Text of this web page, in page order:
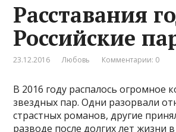
Расставания
Российские
23.12.2016 Любовь Комментарии: 0
В 2016 году распалось огромное
звездных пар. Одни разорвали
страстных романов, другие
разводе после долгих лет жизни